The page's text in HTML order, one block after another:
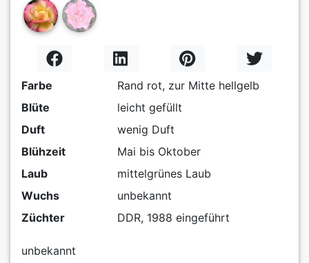
Farbe
Rand rot, zur Mitte hellgelb
Blüte
leicht gefüllt
Duft
wenig Duft
Blühzeit
Mai bis Oktober
Laub
mittelgrünes Laub
Wuchs
unbekannt
Züchter
DDR, 1988 eingeführt
unbekannt